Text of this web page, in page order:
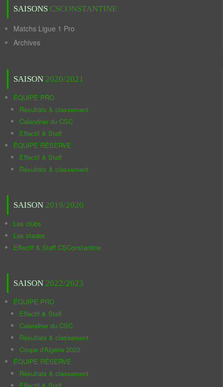
SAISONS CSCONSTANTINE
Matchs Ligue 1 Pro
Archives
SAISON 2020/2021
ÉQUIPE PRO
Résultats & classement
Calendrier du CSC
Effectif & Staff
ÉQUIPE RÉSERVE
Effectif & Staff
Résultats & classement
SAISON 2019/2020
Les clubs
Les stades
Effectif & Staff CSConstantine
SAISON 2022/2023
ÉQUIPE PRO
Effectif & Staff
Calendrier du CSC
Résultats & classement
Coupe d'Algérie 2023
ÉQUIPE RÉSERVE
Résultats & classement